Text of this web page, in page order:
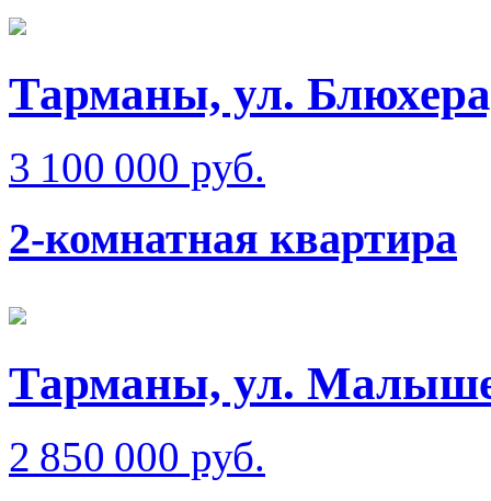
Тарманы, ул.
3 100 000 руб.
2-комнатная квартира
Тарманы, ул.
2 850 000 руб.